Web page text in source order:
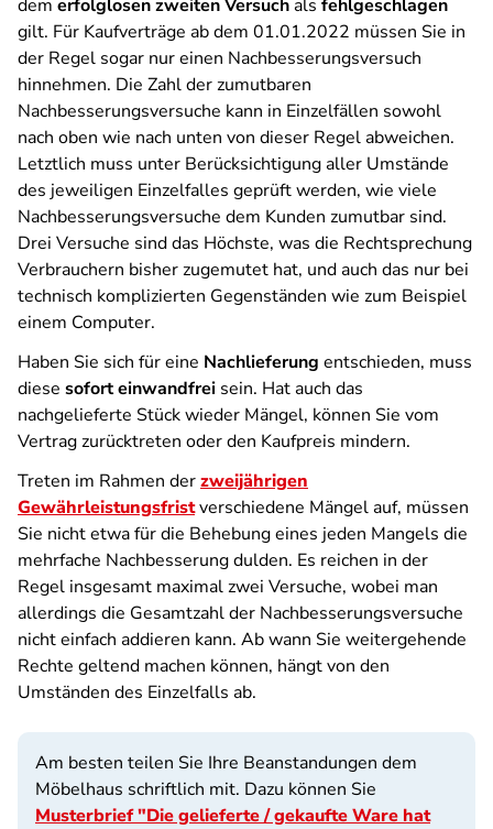
dem erfolglosen zweiten Versuchals fehlgeschlagen
gilt. Für Kaufverträge ab dem 01.01.2022 müssen Sie in
der Regel sogar nur einen Nachbesserungsversuch
hinnehmen. Die Zahl der zumutbaren
Nachbesserungsversuche kann in Einzelfällen sowohl
nach oben wie nach unten von dieser Regel abweichen.
Letztlich muss unter Berücksichtigung aller Umstände
des jeweiligen Einzelfalles geprüft werden, wie viele
Nachbesserungsversuche dem Kunden zumutbar sind.
Drei Versuche sind das Höchste, was die Rechtsprechung
Verbrauchern bisher zugemutet hat, und auch das nur bei
technisch komplizierten Gegenständen wie zum Beispiel
einem Computer.
Haben Sie sich für eine Nachlieferung entschieden, muss
diese sofort einwandfrei sein. Hat auch das
nachgelieferte Stück wieder Mängel, können Sie vom
Vertrag zurücktreten oder den Kaufpreis mindern.
Treten im Rahmen derzweijährigen
Gewährleistungsfristverschiedene Mängel auf, müssen
Sie nicht etwa für die Behebung eines jeden Mangels die
mehrfache Nachbesserung dulden. Es reichen in der
Regel insgesamt maximal zwei Versuche, wobei man
allerdings die Gesamtzahl der Nachbesserungsversuche
nicht einfach addieren kann. Ab wann Sie weitergehende
Rechte geltend machen können, hängt von den
Umständen des Einzelfalls ab.
Am besten teilen Sie Ihre Beanstandungen dem
Möbelhaus schriftlich mit. Dazu können Sie
Musterbrief "Die gelieferte / gekaufte Ware hat